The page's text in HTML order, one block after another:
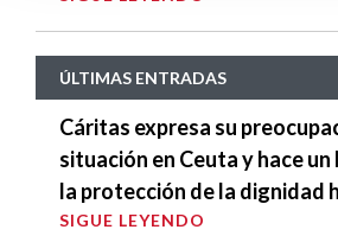
ÚLTIMAS ENTRADAS
Cáritas expresa su
situación en Ceuta y hace
la protección de la dignidad
SIGUE LEYENDO